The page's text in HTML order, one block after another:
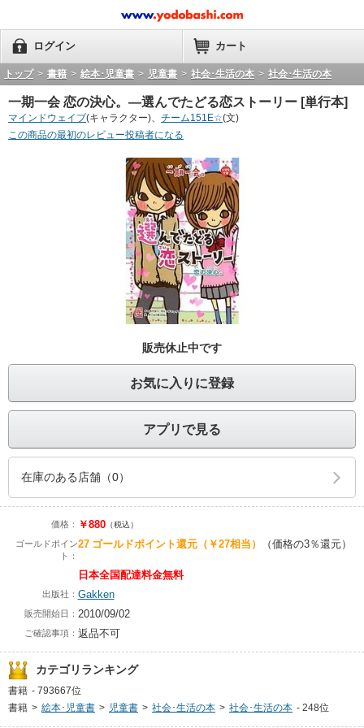
ログイン カート
トップ > 書籍 > 絵本･児童書 > 児童書 > 社会･生活の本 > 社会･生活の本
一期一会 恋の決心。―選んでたどる恋ストーリー [単行本]
マインドウェイブ(キャラクター)、 チーム151E☆(文)
この商品の最初のレビュー投稿者になる
販売休止中です
お気に入りに登録
アプリで見る
在庫のある店舗（0）
価格： ￥880（税込）
ゴールドポイン
ト：
27 ゴールドポイント還元（￥27相当） （価格の3％還元）
日本全国配達料金無料
出版社： Gakken
販売開始日： 2010/09/02
ご確認事項： 返品不可
カテゴリランキング
書籍 - 793667位
書籍 > 絵本･児童書 > 児童書 > 社会･生活の本 > 社会･生活の本 - 248位